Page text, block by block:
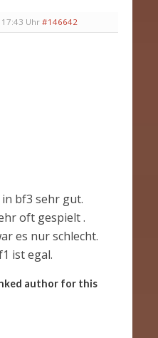
Uhr #146642
in bf3 sehr gut.
oft gespielt .
es nur schlecht.
ist egal.
author for this